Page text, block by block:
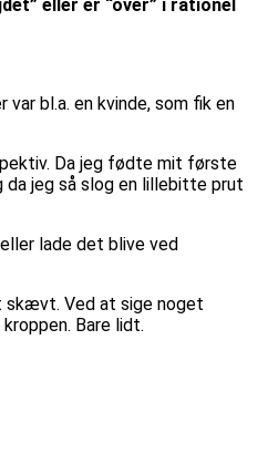
eller er “over” i rationel
bl.a. en kvinde, som fik en
Da jeg fødte mit første
da jeg så slog en lillebitte prut
lade det blive ved
skævt. Ved at sige noget
Bare lidt.